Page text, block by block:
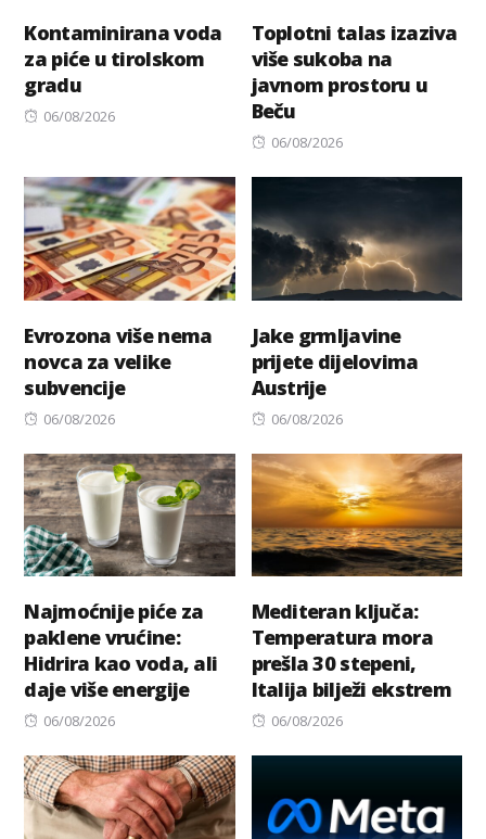
Kontaminirana voda
za piće u tirolskom
gradu
Posted
06/08/2026
Toplotni talas izaziva
više sukoba na
javnom prostoru u
Beču
Posted
06/08/2026
Evrozona više nema
novca za velike
subvencije
Posted
06/08/2026
Jake grmljavine
prijete dijelovima
Austrije
Posted
06/08/2026
Najmoćnije piće za
paklene vrućine:
Hidrira kao voda, ali
daje više energije
Posted
06/08/2026
Mediteran ključa:
Temperatura mora
prešla 30 stepeni,
Italija bilježi ekstrem
Posted
06/08/2026